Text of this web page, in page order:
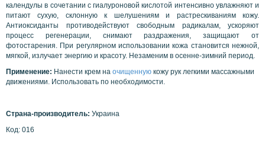
календулы в сочетании с гиалуроновой кислотой интенсивно увлажняют и
питают сухую, склонную к шелушениям и растрескиваниям кожу.
Антиоксиданты противодействуют свободным радикалам, ускоряют
процесс регенерации, снимают раздражения, защищают от
фотостарения. При регулярном использовании кожа становится нежной,
мягкой, излучает энергию и красоту. Незаменим в осенне-зимний период.
Применение: Нанести крем на очищенную кожу рук легкими массажными
движениями. Использовать по необходимости.
Страна-производитель: Украина
Код: 016